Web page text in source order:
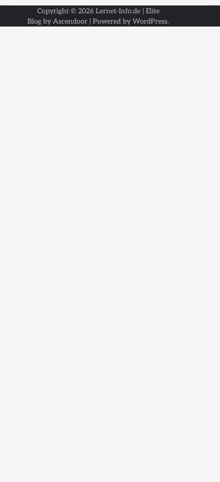
Copyright © 2026 Lernet-Info.de| Elite
Blog by Ascendoor | Powered by WordPress.